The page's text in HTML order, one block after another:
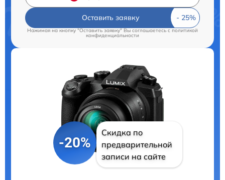
Оставить заявку
Нажимая на кнопку "Оставить заявку" Вы соглашаетесь cполитикой
конфиденциальности
-20%
Скидка по
предварительной
записи на сайте